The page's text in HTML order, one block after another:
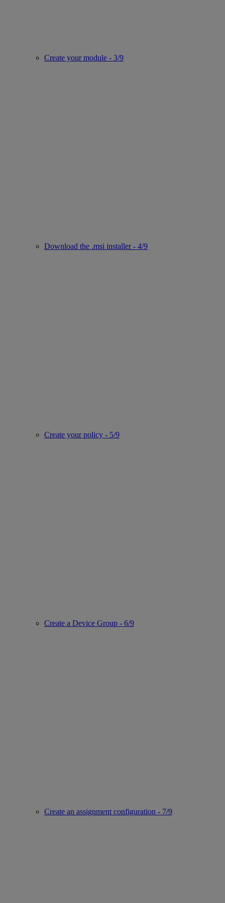
Create your module - 3/9
Download the .msi installer - 4/9
Create your policy - 5/9
Create a Device Group - 6/9
Create an assignment configuration - 7/9